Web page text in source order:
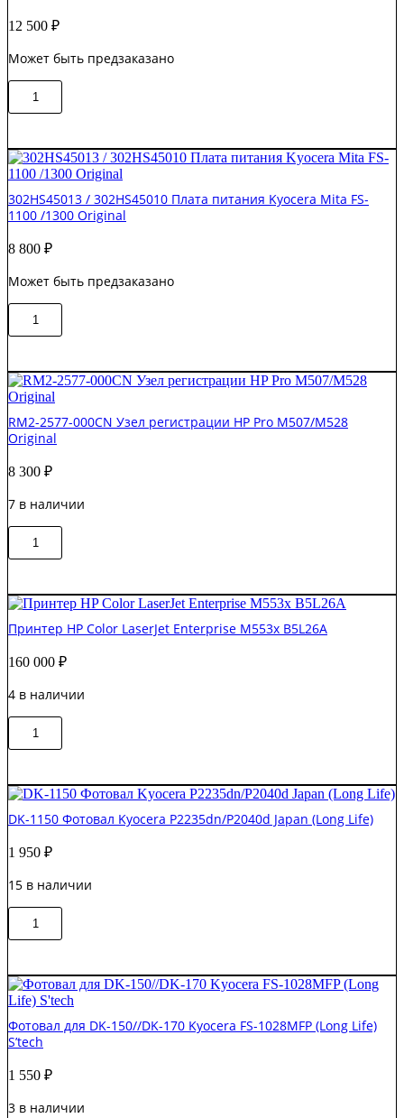
12 500 ₽
Может быть предзаказано
Количество
товара
302M794041
Плата
форматирования
Kyocera
FS-
Original
302HS45013 / 302HS45010 Плата питания Kyocera Mita FS-
1100 /1300 Original
8 800 ₽
Может быть предзаказано
Количество
товара
302HS45010
Плата
питания
Kyocera
Mita
1100
Original
RM2-2577-000CN Узел регистрации HP Pro M507/M528
Original
8 300 ₽
7 в наличии
Количество
товара
000CN
Узел
регистрации
Pro
Original
Принтер HP Color LaserJet Enterprise M553x B5L26A
160 000 ₽
4 в наличии
Количество
товара
Color
LaserJet
Enterprise
B5L26A
DK-1150 Фотовал Kyocera P2235dn/P2040d Japan (Long Life)
1 950 ₽
15 в наличии
Количество
товара
Фотовал
Kyocera
P2235dn/P2040d
Japan
(Long
Фотовал для DK-150//DK-170 Kyocera FS-1028MFP (Long Life)
S’tech
1 550 ₽
3 в наличии